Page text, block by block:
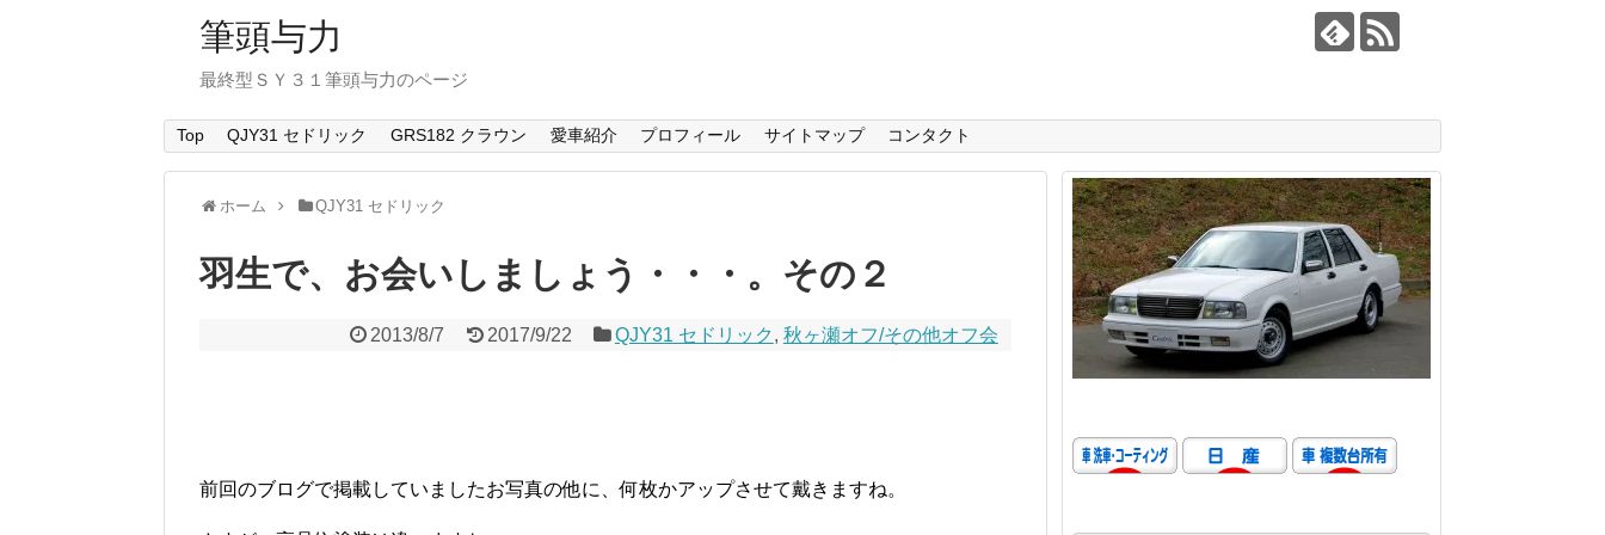
筆頭与力
最終型ＳＹ３１筆頭与力のページ
Top QJY31 セドリック GRS182 クラウン 愛車紹介 プロフィール サイトマップ コンタクト
ホーム QJY31 セドリック
羽生で、お会いしましょう・・・。その２
2013/8/7 2017/9/22 QJY31 セドリック , 秋ヶ瀬オフ/その他オフ会
前回のブログで掲載していましたお写真の他に、何枚かアップさせて戴きますね。